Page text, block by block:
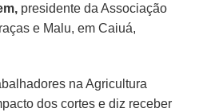
presidente da Associação
e Malu, em Caiuá,
na Agricultura
dos cortes e diz receber